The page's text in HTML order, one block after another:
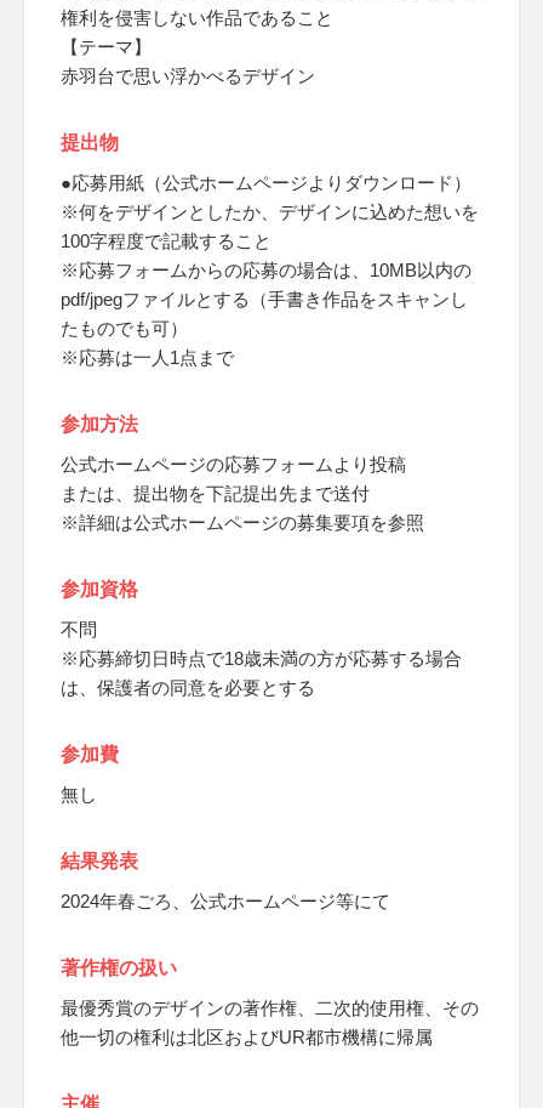
権利を侵害しない作品であること
【テーマ】
赤羽台で思い浮かべるデザイン
提出物
●応募用紙（公式ホームページよりダウンロード）
※何をデザインとしたか、デザインに込めた想いを
100字程度で記載すること
※応募フォームからの応募の場合は、10MB以内の
pdf/jpegファイルとする（手書き作品をスキャンし
たものでも可）
※応募は一人1点まで
参加方法
公式ホームページの応募フォームより投稿
または、提出物を下記提出先まで送付
※詳細は公式ホームページの募集要項を参照
参加資格
不問
※応募締切日時点で18歳未満の方が応募する場合
は、保護者の同意を必要とする
参加費
無し
結果発表
2024年春ごろ、公式ホームページ等にて
著作権の扱い
最優秀賞のデザインの著作権、二次的使用権、その
他一切の権利は北区およびUR都市機構に帰属
主催